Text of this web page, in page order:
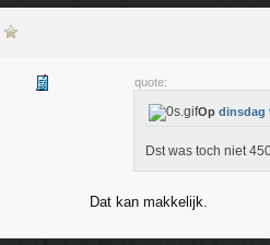
quote:
Op dinsdag
Dst was toch niet
Dat kan makkelijk.